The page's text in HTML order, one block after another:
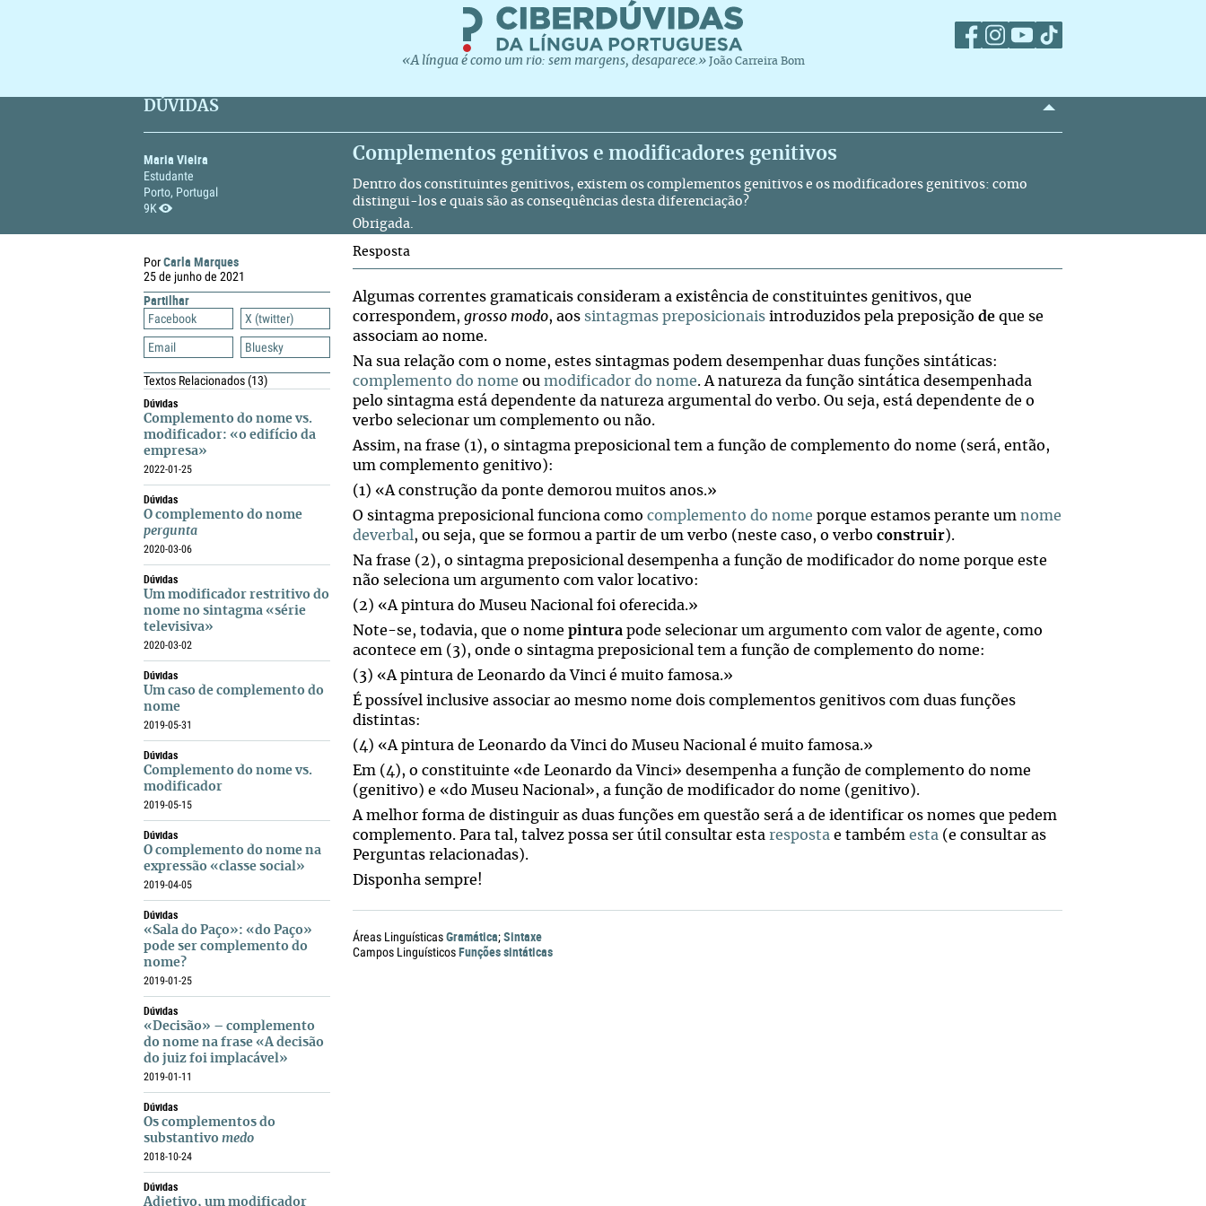
«A língua é como um rio: sem margens, desaparece.» João Carreira Bom
DÚVIDAS
Maria Vieira
Estudante
Porto, Portugal
9K
Complementos genitivos e modificadores genitivos
Dentro dos constituintes genitivos, existem os complementos genitivos e os modificadores genitivos: como
distingui-los e quais são as consequências desta diferenciação?
Obrigada.
PorCarla Marques
25 de junho de 2021
Partilhar
Facebook
X (twitter)
Email
Bluesky
Textos Relacionados(13)
Dúvidas
Complemento do nome vs.
modificador: «o edifício da
empresa»
2022-01-25
Dúvidas
O complemento do nome
pergunta
2020-03-06
Dúvidas
Um modificador restritivo do
nome no sintagma «série
televisiva»
2020-03-02
Dúvidas
Um caso de complemento do
nome
2019-05-31
Dúvidas
Complemento do nome vs.
modificador
2019-05-15
Dúvidas
O complemento do nome na
expressão «classe social»
2019-04-05
Dúvidas
«Sala do Paço»: «do Paço»
pode ser complemento do
nome?
2019-01-25
Dúvidas
«Decisão» – complemento
do nome na frase «A decisão
do juiz foi implacável»
2019-01-11
Dúvidas
Os complementos do
substantivo medo
2018-10-24
Dúvidas
Adjetivo, um modificador
Resposta
Algumas correntes gramaticais consideram a existência de constituintes genitivos, que
correspondem, grosso modo, aos sintagmas preposicionais introduzidos pela preposição de que se
associam ao nome.
Na sua relação com o nome, estes sintagmas podem desempenhar duas funções sintáticas:
complemento do nome ou modificador do nome. A natureza da função sintática desempenhada
pelo sintagma está dependente da natureza argumental do verbo. Ou seja, está dependente de o
verbo selecionar um complemento ou não.
Assim, na frase (1), o sintagma preposicional tem a função de complemento do nome (será, então,
um complemento genitivo):
(1) «A construção da ponte demorou muitos anos.»
O sintagma preposicional funciona como complemento do nome porque estamos perante um nome
deverbal , ou seja, que se formou a partir de um verbo (neste caso, o verbo construir).
Na frase (2), o sintagma preposicional desempenha a função de modificador do nome porque este
não seleciona um argumento com valor locativo:
(2) «A pintura do Museu Nacional foi oferecida.»
Note-se, todavia, que o nome pintura pode selecionar um argumento com valor de agente, como
acontece em (3), onde o sintagma preposicional tem a função de complemento do nome:
(3) «A pintura de Leonardo da Vinci é muito famosa.»
É possível inclusive associar ao mesmo nome dois complementos genitivos com duas funções
distintas:
(4) «A pintura de Leonardo da Vinci do Museu Nacional é muito famosa.»
Em (4), o constituinte «de Leonardo da Vinci» desempenha a função de complemento do nome
(genitivo) e «do Museu Nacional», a função de modificador do nome (genitivo).
A melhor forma de distinguir as duas funções em questão será a de identificar os nomes que pedem
complemento. Para tal, talvez possa ser útil consultar esta resposta e também esta (e consultar as
Perguntas relacionadas).
Disponha sempre!
Áreas LinguísticasGramática;Sintaxe
Campos LinguísticosFunções sintáticas